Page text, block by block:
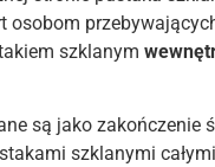
szklanym
są jako zakończenie
szklanymi